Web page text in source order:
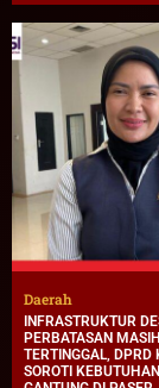
Daerah
INFRASTRUKTUR
PERBATASAN MASIH
TERTINGGAL, DPRD
SOROTI